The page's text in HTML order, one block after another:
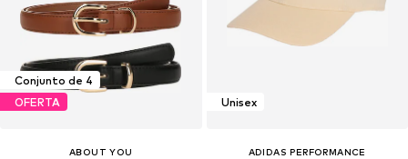
Conjunto de 4
OFERTA
ABOUT YOU
Unisex
ADIDAS PERFORMANCE